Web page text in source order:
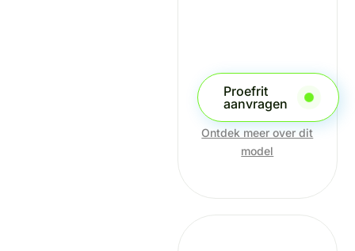
Proefrit
aanvragen
Ontdek meer over dit
model